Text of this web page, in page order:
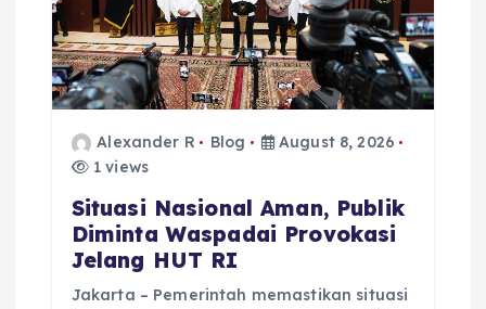
Alexander R Blog
August 8, 2026
1 views
Situasi Nasional Aman, Publik
Diminta Waspadai Provokasi
Jelang HUT RI
Jakarta – Pemerintah memastikan situasi